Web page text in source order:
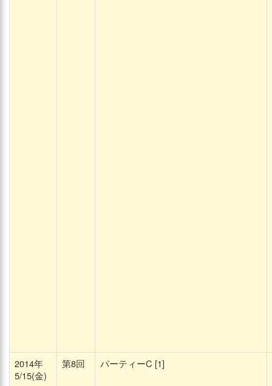
2014年
5/15(金)
第8回 パーティーC [1]